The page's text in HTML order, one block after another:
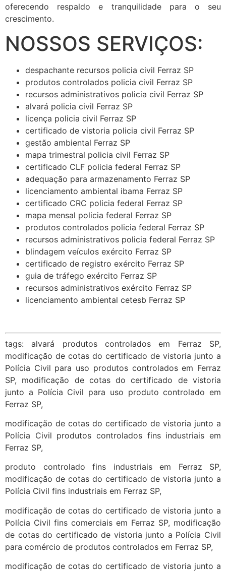
oferecendo respaldo e tranquilidade para o seu
crescimento.
NOSSOS SERVIÇOS:
despachante recursos policia civil Ferraz SP
produtos controlados policia civil Ferraz SP
recursos administrativos policia civil Ferraz SP
alvará policia civil Ferraz SP
licença policia civil Ferraz SP
certificado de vistoria policia civil Ferraz SP
gestão ambiental Ferraz SP
mapa trimestral policia civil Ferraz SP
certificado CLF policia federal Ferraz SP
adequação para armazenamento Ferraz SP
licenciamento ambiental ibama Ferraz SP
certificado CRC policia federal Ferraz SP
mapa mensal policia federal Ferraz SP
produtos controlados policia federal Ferraz SP
recursos administrativos policia federal Ferraz SP
blindagem veículos exército Ferraz SP
certificado de registro exército Ferraz SP
guia de tráfego exército Ferraz SP
recursos administrativos exército Ferraz SP
licenciamento ambiental cetesb Ferraz SP
tags: alvará produtos controlados em Ferraz SP,
modificação de cotas do certificado de vistoria junto a
Polícia Civil para uso produtos controlados em Ferraz
SP, modificação de cotas do certificado de vistoria
junto a Polícia Civil para uso produto controlado em
Ferraz SP,
modificação de cotas do certificado de vistoria junto a
Polícia Civil produtos controlados fins industriais em
Ferraz SP,
produto controlado fins industriais em Ferraz SP,
modificação de cotas do certificado de vistoria junto a
Polícia Civil fins industriais em Ferraz SP,
modificação de cotas do certificado de vistoria junto a
Polícia Civil fins comerciais em Ferraz SP, modificação
de cotas do certificado de vistoria junto a Polícia Civil
para comércio de produtos controlados em Ferraz SP,
modificação de cotas do certificado de vistoria junto a